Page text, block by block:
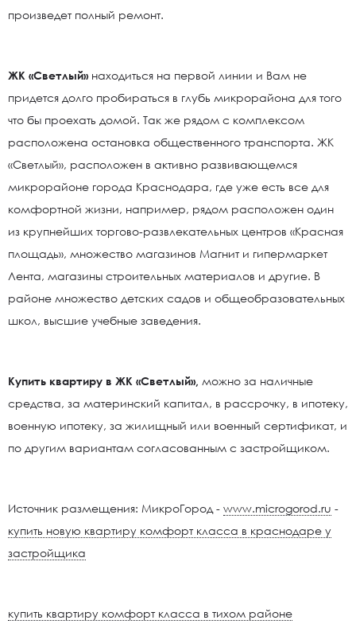
произведет полный ремонт.
ЖК «Светлый» находиться на первой линии и Вам не
придется долго пробираться в глубь микрорайона для того
что бы проехать домой. Так же рядом с комплексом
расположена остановка общественного транспорта. ЖК
«Светлый», расположен в активно развивающемся
микрорайоне города Краснодара, где уже есть все для
комфортной жизни, например, рядом расположен один
из крупнейших торгово-развлекательных центров «Красная
площадь», множество магазинов Магнит и гипермаркет
Лента, магазины строительных материалов и другие. В
районе множество детских садов и общеобразовательных
школ, высшие учебные заведения.
Купить квартиру в ЖК «Светлый», можно за наличные
средства, за материнский капитал, в рассрочку, в ипотеку,
военную ипотеку, за жилищный или военный сертификат, и
по другим вариантам согласованным с застройщиком.
Источник размещения: МикроГород - www.microgorod.ru -
купить новую квартиру комфорт класса в краснодаре у
застройщика
купить квартиру комфорт класса в тихом районе